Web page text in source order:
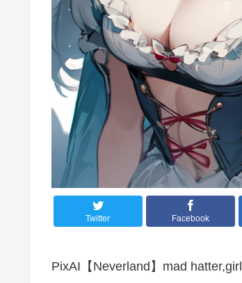
Twitter Facebook
PixAI【Neverland】mad hatter,girl